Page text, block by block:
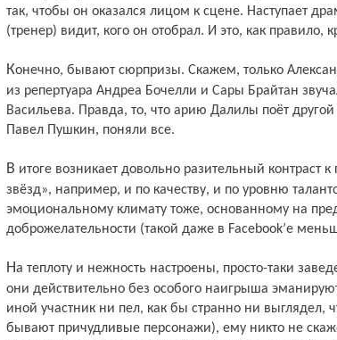
так, чтобы он оказался лицом к сцене. Наступает
(тренер) видит, кого он отобрал. И это, как правило,
Конечно, бывают сюрпризы. Скажем, только Александр Градский догадался, что хит
из репертуара Андреа Бочелли и Сары Брайтан
Васильева. Правда, то, что арию Далилы поёт
Павел Пушкин, поняли все.
В итоге возникает довольно разительный контраст к приснопамятной «Фабрике
звёзд», например, и по качеству, и по уровню
эмоцио­нальному климату тоже, основанному на
доброжелательности (такой даже в Facebook’е
На теплоту и нежность настроены, просто-таки заведены наставники. Кажется, что
они действительно без особого наигрыша
иной участник ни пел, как бы странно ни выглядел,
бывают причудливые персонажи), ему никто не